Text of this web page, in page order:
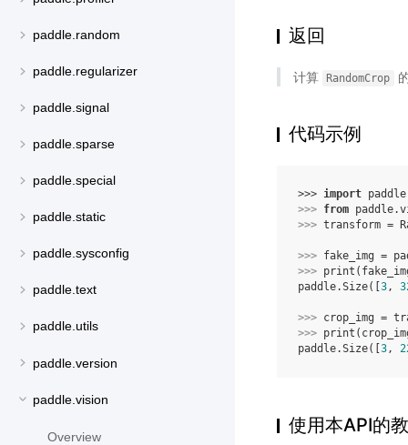
paddle.random
paddle.regularizer
paddle.signal
paddle.sparse
paddle.special
paddle.static
paddle.sysconfig
paddle.text
paddle.utils
paddle.version
paddle.vision
Overview
返回
计算 RandomCrop
代码示例
>>> import paddle
>>> from
>>> transform =
>>> fake_img =
>>> print (
paddle.Size([ 3,
>>> crop_img =
>>> print (
paddle.Size([ 3,
使用本API的